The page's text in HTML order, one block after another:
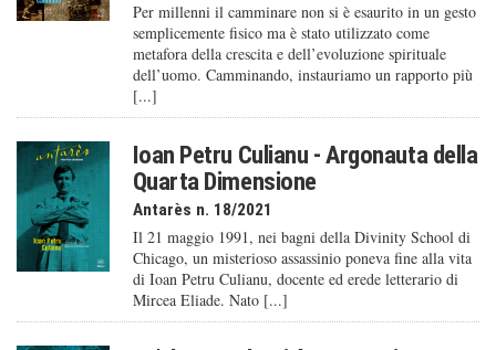
Per millenni il camminare non si è esaurito in un gesto
semplicemente fisico ma è stato utilizzato come
metafora della crescita e dell’evoluzione spirituale
dell’uomo. Camminando, instauriamo un rapporto più
[...]
Ioan Petru Culianu - Argonauta della
Quarta Dimensione
Antarès n. 18/2021
Il 21 maggio 1991, nei bagni della Divinity School di
Chicago, un misterioso assassinio poneva fine alla vita
di Ioan Petru Culianu, docente ed erede letterario di
Mircea Eliade. Nato [...]